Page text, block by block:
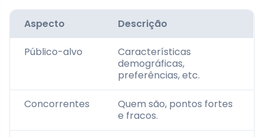
Aspecto Descrição
Público-alvo
Características
demográficas,
preferências, etc.
Concorrentes
Quem são, pontos fortes
e fracos.